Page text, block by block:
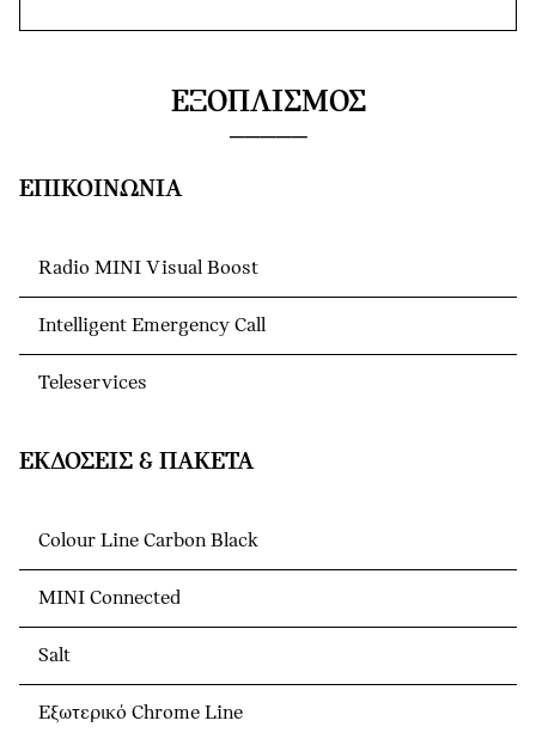
ΕΞΟΠΛΙΣΜΌΣ
ΕΠΙΚΟΙΝΩΝΊΑ
Radio MINI Visual Boost
Intelligent Emergency Call
Teleservices
ΕΚΔΌΣΕΙΣ & ΠΑΚΈΤΑ
Colour Line Carbon Black
MINI Connected
Salt
Εξωτερικό Chrome Line